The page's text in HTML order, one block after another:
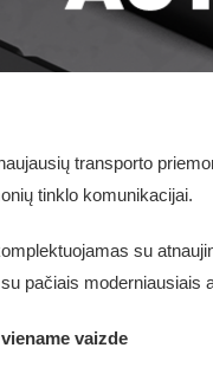
transporto
tinklo komunikacijai.
su
pačiais moderniausiais
vaizde